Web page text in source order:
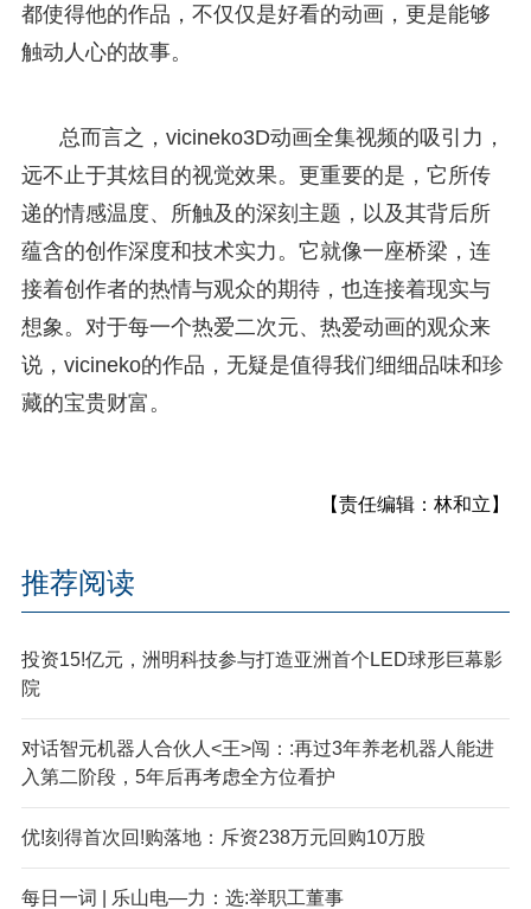
都使得他的作品，不仅仅是好看的动画，更是能够
触动人心的故事。
总而言之，vicineko3D动画全集视频的吸引力，
远不止于其炫目的视觉效果。更重要的是，它所传
递的情感温度、所触及的深刻主题，以及其背后所
蕴含的创作深度和技术实力。它就像一座桥梁，连
接着创作者的热情与观众的期待，也连接着现实与
想象。对于每一个热爱二次元、热爱动画的观众来
说，vicineko的作品，无疑是值得我们细细品味和珍
藏的宝贵财富。
【责任编辑：林和立】
推荐阅读
投资15!亿元，洲明科技参与打造亚洲首个LED球形巨幕影
院
对话智元机器人合伙人<王>闯：:再过3年养老机器人能进
入第二阶段，5年后再考虑全方位看护
优!刻得首次回!购落地：斥资238万元回购10万股
每日一词 | 乐山电—力：选:举职工董事